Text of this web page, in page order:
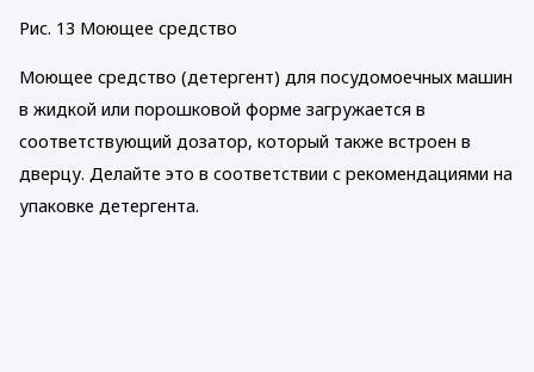
Рис. 13 Моющее средство
Моющее средство (детергент) для посудомоечных машин
в жидкой или порошковой форме загружается в
соответствующий дозатор, который также встроен в
дверцу. Делайте это в соответствии с рекомендациями на
упаковке детергента.